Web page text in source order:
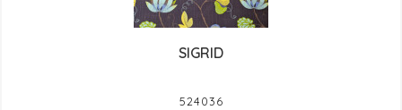
SIGRID
524036